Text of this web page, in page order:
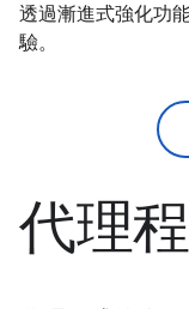
透過漸進式強化功
驗。
代理